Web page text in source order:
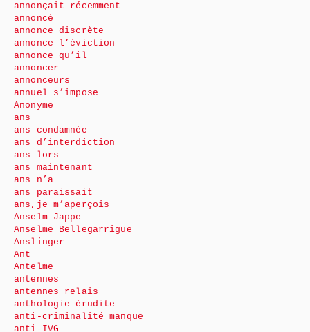
annonçait récemment
annoncé
annonce discrète
annonce l’éviction
annonce qu’il
annoncer
annonceurs
annuel s’impose
Anonyme
ans
ans condamnée
ans d’interdiction
ans lors
ans maintenant
ans n’a
ans paraissait
ans,je m’aperçois
Anselm Jappe
Anselme Bellegarrigue
Anslinger
Ant
Antelme
antennes
antennes relais
anthologie érudite
anti-criminalité manque
anti-IVG